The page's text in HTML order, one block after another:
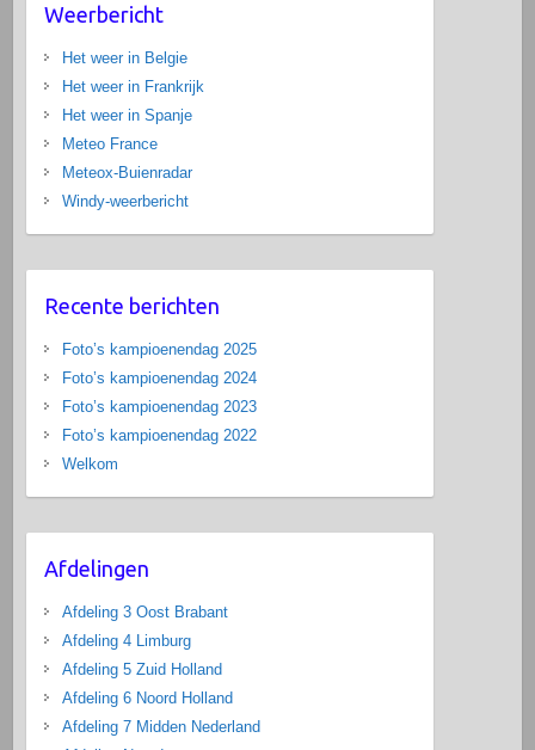
Weerbericht
Het weer in Belgie
Het weer in Frankrijk
Het weer in Spanje
Meteo France
Meteox-Buienradar
Windy-weerbericht
Recente berichten
Foto’s kampioenendag 2025
Foto’s kampioenendag 2024
Foto’s kampioenendag 2023
Foto’s kampioenendag 2022
Welkom
Afdelingen
Afdeling 3 Oost Brabant
Afdeling 4 Limburg
Afdeling 5 Zuid Holland
Afdeling 6 Noord Holland
Afdeling 7 Midden Nederland